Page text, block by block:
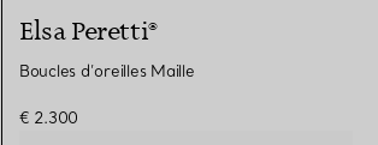
Elsa Peretti®
Boucles d’oreilles Maille
€ 2.300